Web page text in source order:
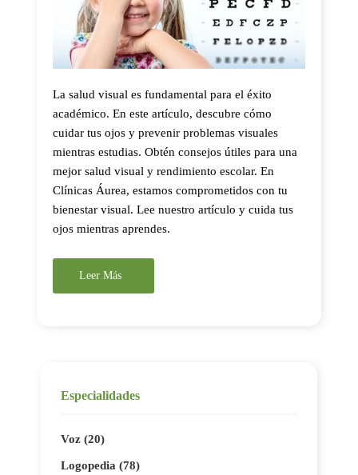
La salud visual es fundamental para el éxito
académico. En este artículo, descubre cómo
cuidar tus ojos y prevenir problemas visuales
mientras estudias. Obtén consejos útiles para una
mejor salud visual y rendimiento escolar. En
Clínicas Áurea, estamos comprometidos con tu
bienestar visual. Lee nuestro artículo y cuida tus
ojos mientras aprendes.
Leer Más
Especialidades
Voz (20)
Logopedia (78)